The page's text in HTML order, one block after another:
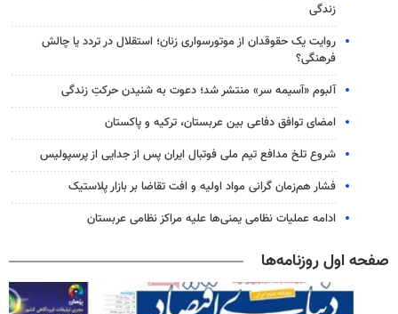
زندگی
روایت یک حقوقدان از موتورسواری زنان؛ استقلال در تردد یا چالش
فرهنگی؟
آلبوم «آسیمه سر» منتشر شد؛ دعوت به شنیدن حرکتِ زندگی
امضای توافق دفاعی بین عربستان، ترکیه و پاکستان
شروع تلخ مدافع تیم ملی فوتبال ایران پس از جدایی از پرسپولیس
فشار هم‌زمان گرانی مواد اولیه و افت تقاضا بر بازار پلاستیک
ادامه عملیات نظامی یمنی‌ها علیه مراکز نظامی عربستان
صفحه اول روزنامه‌ها